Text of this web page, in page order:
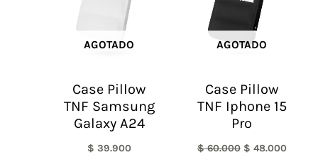
AGOTADO
Case Pillow
TNF Samsung
Galaxy A24
$ 39.900
AGOTADO
Case Pillow
TNF Iphone 15
Pro
$60.000 $ 48.000